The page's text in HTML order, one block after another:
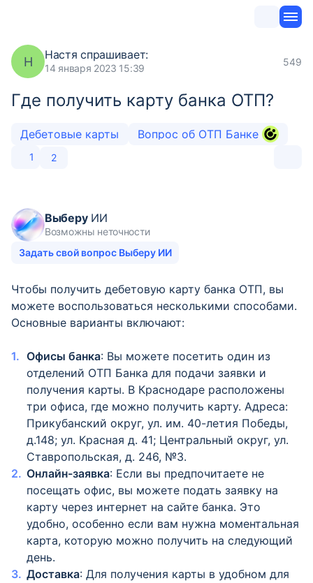
Н Настя спрашивает:
14 января 2023 15:39
549
Где получить карту банка ОТП?
Дебетовые карты Вопрос об ОТП Банке
1 2
ВыберуИИ
Возможны неточности
Задать свой вопрос Выберу ИИ
Чтобы получить дебетовую карту банка ОТП, вы
можете воспользоваться несколькими способами.
Основные варианты включают:
Офисы банка: Вы можете посетить один из
отделений ОТП Банка для подачи заявки и
получения карты. В Краснодаре расположены
три офиса, где можно получить карту. Адреса:
Прикубанский округ, ул. им. 40-летия Победы,
д.148; ул. Красная д. 41; Центральный округ, ул.
Ставропольская, д. 246, №3.
Онлайн-заявка: Если вы предпочитаете не
посещать офис, вы можете подать заявку на
карту через интернет на сайте банка. Это
удобно, особенно если вам нужна моментальная
карта, которую можно получить на следующий
день.
Доставка: Для получения карты в удобном для